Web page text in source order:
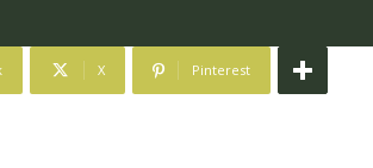
X Pinterest